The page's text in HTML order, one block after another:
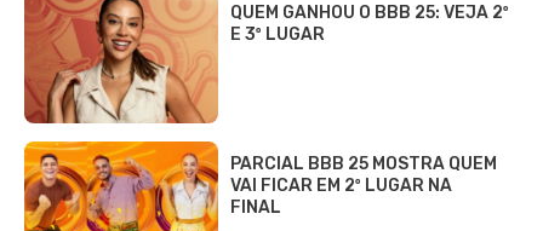
QUEM GANHOU O BBB 25: VEJA 2º
E 3º LUGAR
PARCIAL BBB 25 MOSTRA QUEM
VAI FICAR EM 2º LUGAR NA
FINAL